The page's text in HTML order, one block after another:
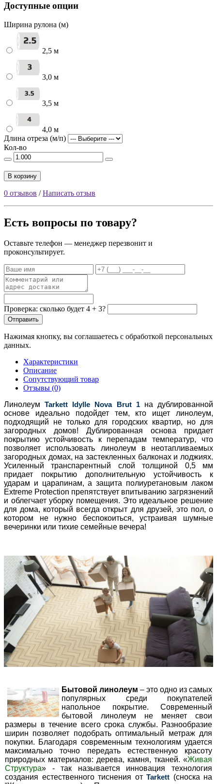
Доступные опции
Ширина рулона (м)
2,5 м
3,0 м
3,5 м
4,0 м
Длина отреза (м/п)
Кол-во
В корзину
0 отзывов /Написать отзыв
Есть вопросы по товару?
Оставьте телефон — менеджер перезвонит и
проконсультирует.
Проверка: сколько будет 4 + 3?
Отправить
Нажимая кнопку, вы соглашаетесь с обработкой персональных
данных.
Характеристики
Описание
Сопутствующий товар
Отзывы (0)
ЛинолеумTarkett Idylle Nova Brut 1на дублированной
основе идеально подойдет тем, кто ищет линолеум,
подходящий не только для городских квартир, но для
загородных домов! Дублированная основа придает
покрытию устойчивость к перепадам температур, что
позволяет использовать линолеум в неотапливаемых
загородных домах, на застекленных балконах и лоджиях.
Усиленный транспарентный слой толщиной 0,5 мм
придает покрытию дополнительную устойчивость к
ударам и царапинам, а защита полиуретановым лаком
Extreme Protection препятствует впитыванию загрязнений
и облегчает уборку помещения. Это идеальное решение
для дома, который всегда открыт для друзей, это пол, о
котором не нужно беспокоиться, устраивая шумные
вечеринки или тихие семейные вечера!
Бытовой линолеум – это одно из самых
популярных среди покупателей
напольное покрытие. Современный
бытовой линолеум не меняет свои
размеры в течение всего срока службы. Разнообразие
ширин позволяет подобрать оптимальный метраж для
покупки. Благодаря современным технологиям удается
максимально точно передать естественную красоту
природных материалов: дерева, камня, тканей. «Живая
Структура» - так называется инновация технология
создания естественного тиснения от Tarkett (сноска на